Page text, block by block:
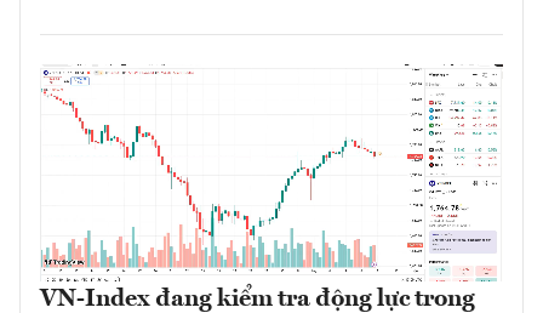
VN-Index đang kiểm tra động lực trong